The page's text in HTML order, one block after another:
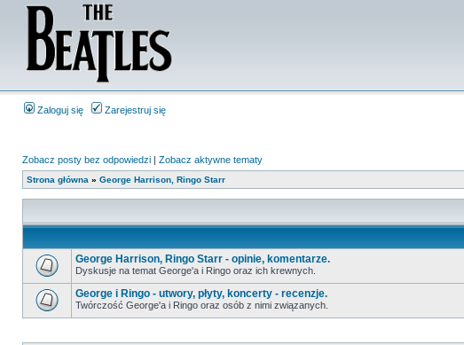
Zaloguj się Zarejestruj się
Zobacz posty bez odpowiedzi | Zobacz aktywne tematy
Strona główna » George Harrison, Ringo Starr
George Harrison, Ringo Starr - opinie, komentarze.
Dyskusje na temat George'a i Ringo oraz ich krewnych.
George i Ringo - utwory, płyty, koncerty - recenzje.
Twórczość George'a i Ringo oraz osób z nimi związanych.